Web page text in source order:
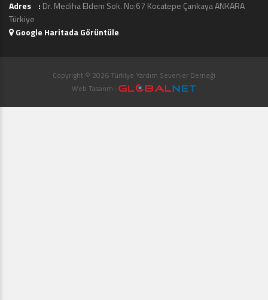
Adres : Dr. Mediha Eldem Sok. No:67 Kocatepe Çankaya ANKARA
Türkiye
Google Haritada Görüntüle
Copyright © 2026 Türkiye Yardım Sevenler Derneği
Web Tasarım :